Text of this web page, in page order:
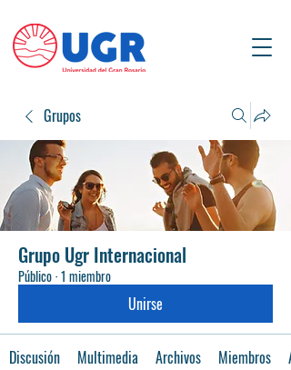
Grupos
Grupo Ugr Internacional
Público·1 miembro
Unirse
Discusión Multimedia Archivos Miembros